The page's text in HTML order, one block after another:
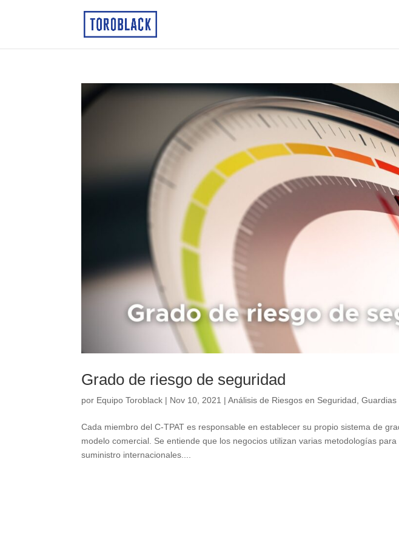
Grado de riesgo de seguridad
por Equipo Toroblack | Nov 10, 2021 |Análisis de Riesgos en Seguridad ,Guardias
Cada miembro del C-TPAT es responsable en establecer su propio sistema de
modelo comercial. Se entiende que los negocios utilizan varias metodologías
suministro internacionales....